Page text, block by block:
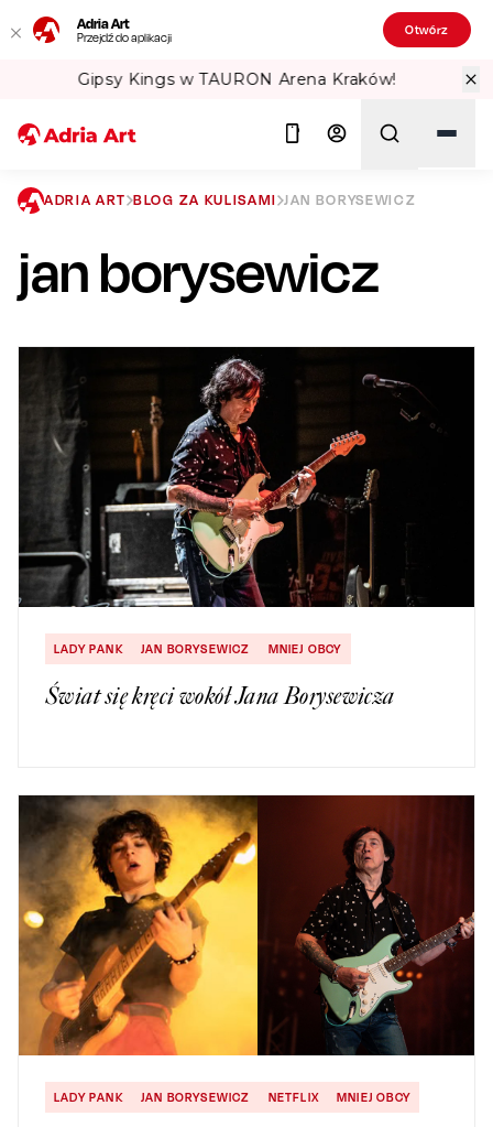
Adria Art
Przejdź do aplikacji Otwórz
Sprawdź Teatralne Lato w PKiN! 🏛️
ADRIA ART BLOG ZA KULISAMI JAN BORYSEWICZ
jan borysewicz
LADY PANK JAN BORYSEWICZ MNIEJ OBCY
Świat się kręci wokół Jana Borysewicza
LADY PANK JAN BORYSEWICZ NETFLIX MNIEJ OBCY